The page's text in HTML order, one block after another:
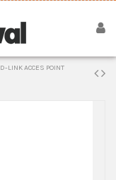
D-LINK ACCES POINT